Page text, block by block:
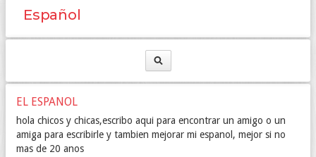
Español
EL ESPANOL
hola chicos y chicas,escribo aqui para encontrar un amigo o un
amiga para escribirle y tambien mejorar mi espanol, mejor si no
mas de 20 anos